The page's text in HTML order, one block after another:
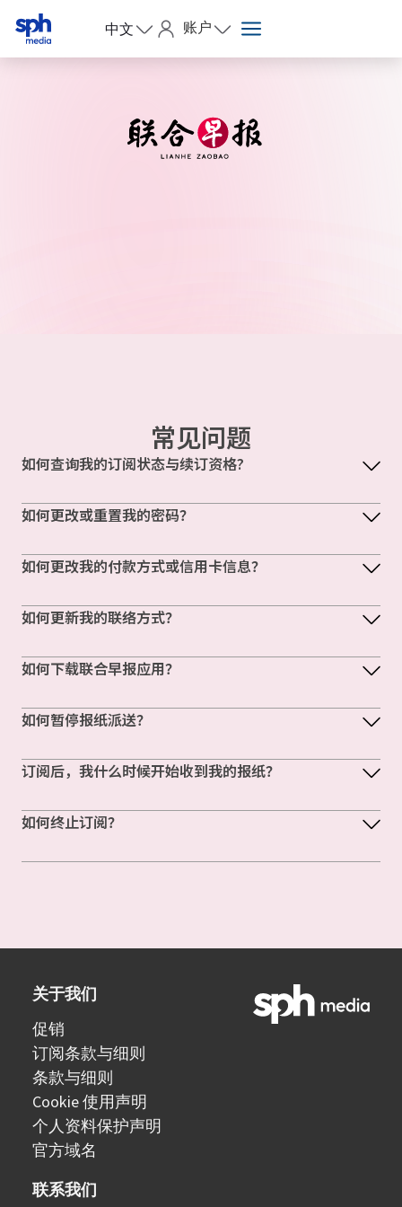
中文 账户
常见问题
如何查询我的订阅状态与续订资格?
如何更改或重置我的密码？
如何更改我的付款方式或信用卡信息？
如何更新我的联络方式？
如何下载联合早报应用？
如何暂停报纸派送？
订阅后，我什么时候开始收到我的报纸？
如何终止订阅？
关于我们
促销
订阅条款与细则
条款与细则
Cookie 使用声明
个人资料保护声明
官方域名
联系我们